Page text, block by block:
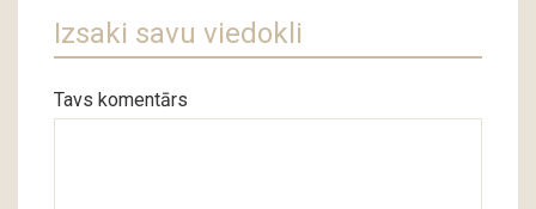
Izsaki savu viedokli
Tavs komentārs